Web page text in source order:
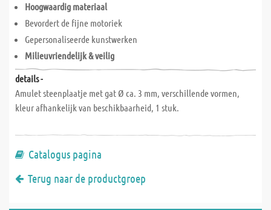
Hoogwaardig materiaal
Bevordert de fijne motoriek
Gepersonaliseerde kunstwerken
Milieuvriendelijk & veilig
details -
Amulet steenplaatje met gat Ø ca. 3 mm, verschillende vormen,
kleur afhankelijk van beschikbaarheid, 1 stuk.
Catalogus pagina
Terug naar de productgroep